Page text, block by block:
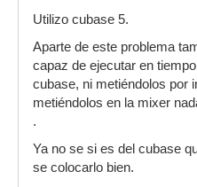
Utilizo cubase 5.
Aparte de este problema
capaz de ejecutar en
cubase, ni metiéndolos por
metiéndolos en la mixer
.
Ya no se si es del cubase
se colocarlo bien.